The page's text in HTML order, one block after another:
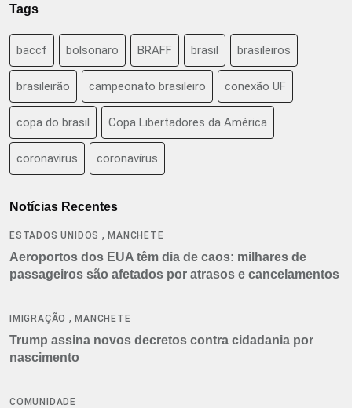
Tags
baccf bolsonaro BRAFF brasil brasileiros
brasileirão campeonato brasileiro conexão UF
copa do brasil Copa Libertadores da América
coronavirus coronavírus
Notícias Recentes
ESTADOS UNIDOS ,MANCHETE
Aeroportos dos EUA têm dia de caos: milhares de
passageiros são afetados por atrasos e cancelamentos
IMIGRAÇÃO ,MANCHETE
Trump assina novos decretos contra cidadania por
nascimento
COMUNIDADE